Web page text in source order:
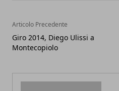
Articolo Precedente
Giro 2014, Diego Ulissi a
Montecopiolo